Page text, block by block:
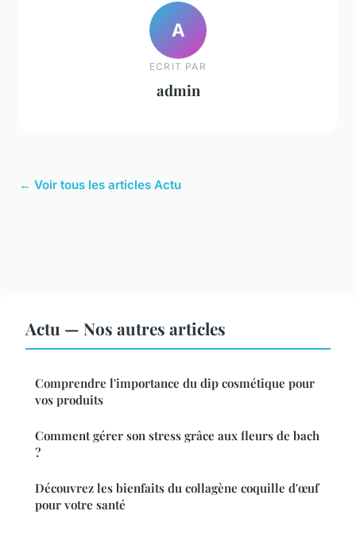
A
ECRIT PAR
admin
← Voir tous les articles Actu
Actu — Nos autres articles
Comprendre l'importance du dip cosmétique pour
vos produits
Comment gérer son stress grâce aux fleurs de bach
?
Découvrez les bienfaits du collagène coquille d'œuf
pour votre santé